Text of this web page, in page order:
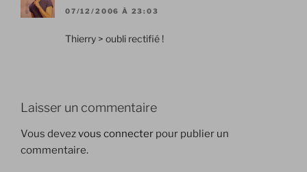
07/12/2006 À 23:03
Thierry > oubli rectifié !
Laisser un commentaire
Vous devezvous connecter pour publier un
commentaire.